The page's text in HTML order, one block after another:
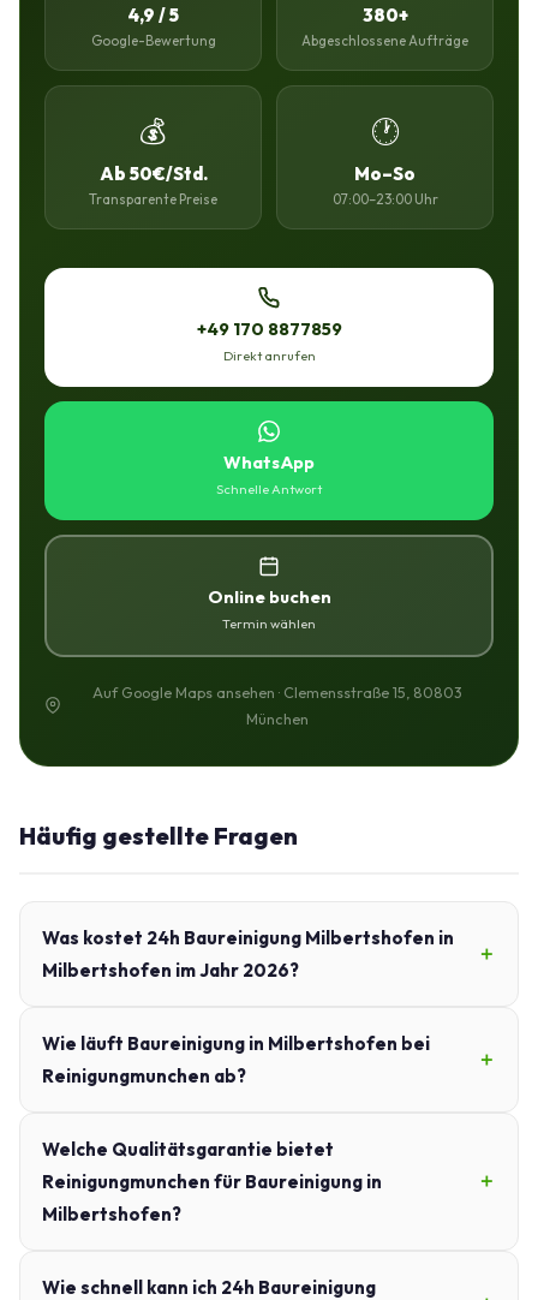
4,9 / 5
Google-Bewertung
380+
Abgeschlossene Aufträge
💰
Ab 50€/Std.
Transparente Preise
🕐
Mo–So
07:00–23:00 Uhr
+49 170 8877859
Direkt anrufen
WhatsApp
Schnelle Antwort
Online buchen
Termin wählen
Auf Google Maps ansehen · Clemensstraße 15, 80803
München
Häufig gestellte Fragen
Was kostet 24h Baureinigung Milbertshofen in
Milbertshofen im Jahr 2026?
Wie läuft Baureinigung in Milbertshofen bei
Reinigungmunchen ab?
Welche Qualitätsgarantie bietet
Reinigungmunchen für Baureinigung in
Milbertshofen?
Wie schnell kann ich 24h Baureinigung